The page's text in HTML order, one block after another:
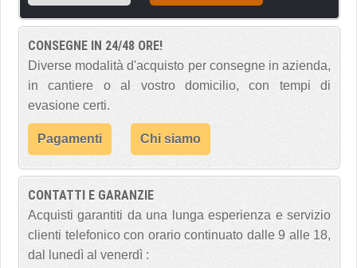
CONSEGNE IN 24/48 ORE!
Diverse modalità d'acquisto per consegne in azienda,
in cantiere o al vostro domicilio, con tempi di
evasione certi.
Pagamenti Chi siamo
CONTATTI E GARANZIE
Acquisti garantiti da una lunga esperienza e servizio
clienti telefonico con orario continuato dalle 9 alle 18,
dal lunedì al venerdì :